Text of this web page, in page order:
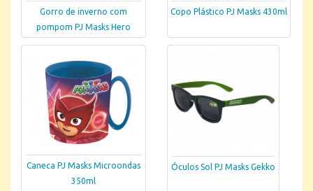
Gorro de inverno com
pompom PJ Masks Hero
Copo Plástico PJ Masks 430ml
Caneca PJ Masks Microondas
350ml
Óculos Sol PJ Masks Gekko